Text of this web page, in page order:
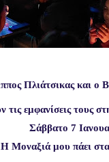
Πλιάτσικας και ο
τις εμφανίσεις τους
Σάββατο 7
Μοναξιά μου πάει